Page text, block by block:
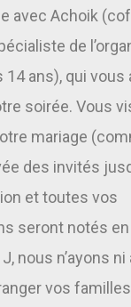
avec Achoik
de
ans), qui vous
soirée. Vous
mariage
des invités
et toutes vos
seront notés en
nous n’ayons ni
vos